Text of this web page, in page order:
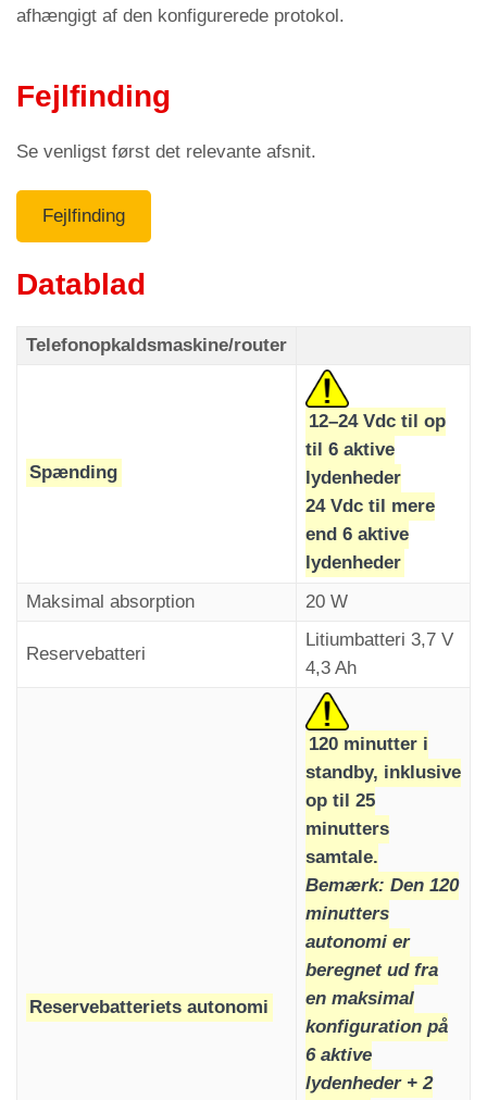
gemte nummer (se det foregående afsnit).
Når opkaldet er besvaret, oprettes der automatisk
en tovejssamtale, der varer i den tid, brugeren har
indstillet (tovejs-samtaletid).
Menuen Parametre > Opkaldsfunktion >Kode
Den grønne indikator for »kommunikation
oprettet« lyser på lydenheden.
forbliver indikatoren "Alarm sendt" tændt,
mens indikatoren "Kommunikation etableret"
slukkes (i henhold til kravene i EN81-28).
For at opkaldet kan gennemføres, forventer
opkaldsmaskinen
Hvis det automatiske opkald mislykkes, blinker
indikatorerne "alarm sendt" og "kommunikation
etableret" med intervaller på et sekund. De
slukkes efter et vellykket automatisk opkald.
afhængigt af den konfigurerede protokol.
Fejlfinding
Se venligst først det relevante afsnit.
Fejlfinding
Datablad
Telefonopkaldsmaskine/router
Spænding
12–24 Vdc til op
til 6 aktive
lydenheder
24 Vdc til mere
end 6 aktive
lydenheder
Maksimal absorption
20 W
Reservebatteri
Litiumbatteri 3,7 V
4,3 Ah
Reservebatteriets autonomi
120 minutter i
standby, inklusive
op til 25
minutters
samtale.
Bemærk: Den 120
minutters
autonomi er
beregnet ud fra
en maksimal
konfiguration på
6 aktive
lydenheder + 2